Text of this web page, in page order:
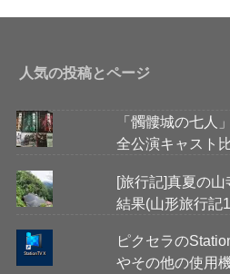
人気の投稿とページ
「髑髏城の七人
全公演キャスト
[旅行記]真夏の
結果(山形旅行記
ピクセラの
やその他の使用